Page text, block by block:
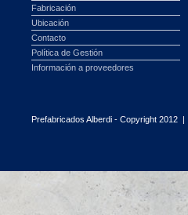
Fabricación
Ubicación
Contacto
Política de Gestión
Información a proveedores
Prefabricados Alberdi - Copyright 2012 |